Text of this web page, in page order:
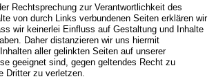
Rechtsprechung zur Verantwortlichkeit des
von durch Links verbundenen Seiten erklären wir
wir keinerlei Einfluss auf Gestaltung und Inhalte
Daher distanzieren wir uns hiermit
aller gelinkten Seiten auf unserer
geeignet sind, gegen geltendes Recht zu
Dritter zu verletzen.